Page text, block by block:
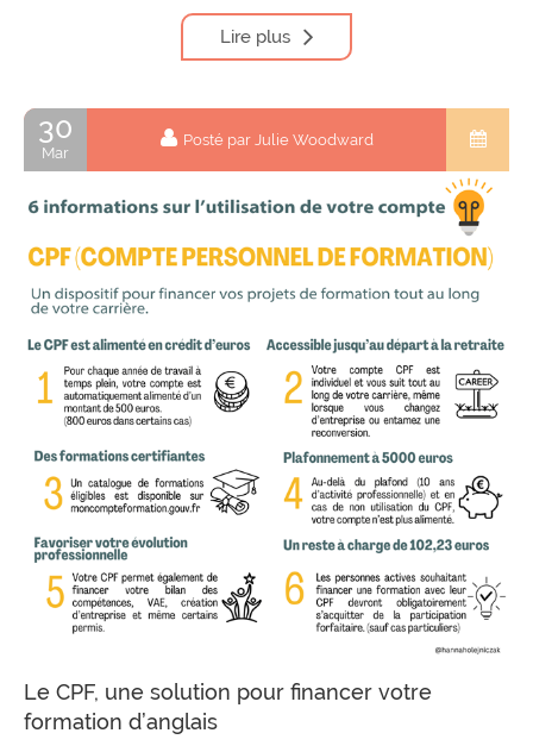
Lire plus
30
Mar
Posté par Julie Woodward
Le CPF, une solution pour financer votre
formation d’anglais